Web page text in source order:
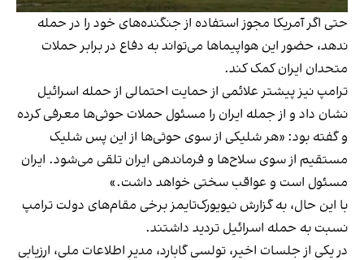
حتی اگر آمریکا مجوز استفاده از جنگنده‌های خود را در حمله
ندهد، حضور این هواپیماها می‌تواند به دفاع در برابر حملات
متحدان ایران کمک کند.
ترامپ نیز پیشتر علائمی از حمایت احتمالی از حمله اسرائیل
نشان داد و از جمله ایران را مسئول حملات حوثی‌ها معرفی کرده
و گفته بود: «هر شلیکی از سوی حوثی‌ها از این پس شلیک
مستقیم از سوی سلاح‌ها و فرماندهی ایران تلقی می‌شود. ایران
مسئول است و عواقب سختی خواهد داشت.»
با این حال، به گزارش نیویورک‌تایمز برخی مقام‌های دولت ترامپ
نسبت به حمله اسرائیل تردید داشتند.
در یکی از جلسات اخیر، تولسی گابارد، مدیر اطلاعات ملی، ارزیابی